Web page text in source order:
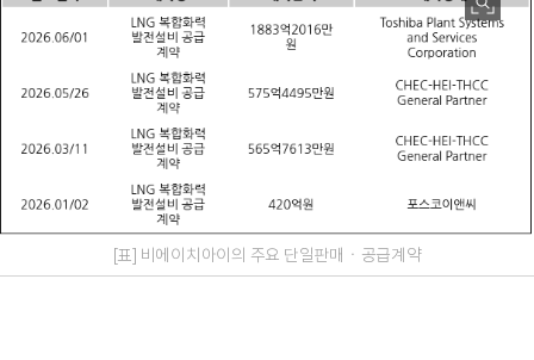
[표] 비에이치아이의 주요 단일판매ㆍ공급계약